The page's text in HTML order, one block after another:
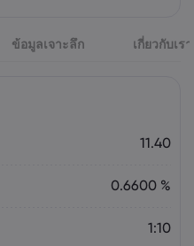
Unite
ข้อมูลเจาะลึก เกี่ยวกับเรา
11.40
0.6600 %
1:10